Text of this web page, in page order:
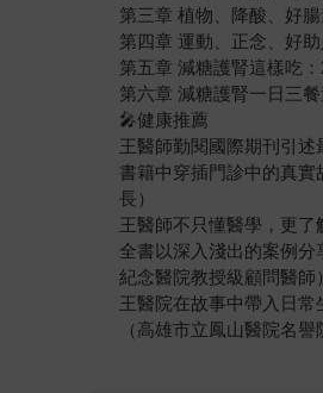
第三章 植物、降酸、好腸
第四章 運動、正念、好助
第五章 減糖護腎這樣吃
第六章 減糖護腎一日三
🎤健康推薦
王醫師勤閱國際期刊引
書籍中穿插門診中的真
長）
王醫師不只懂醫學，更
全書以深入淺出的案例
紀念醫院教授級顧問醫師）
王醫院在故事中帶入日
（高雄市立鳳山醫院名譽